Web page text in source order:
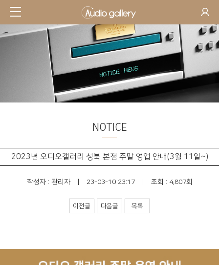
NOTICE
2023년 오디오갤러리 성북 본점 주말 영업 안내(3월 11일~)
작성자 : 관리자 23-03-10 23:17 조회 : 4,807회
이전글 다음글 목록